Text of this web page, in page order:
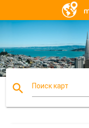
search Поиск карт